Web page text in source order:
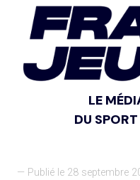
LE
DU
— Publié le 28 septembre